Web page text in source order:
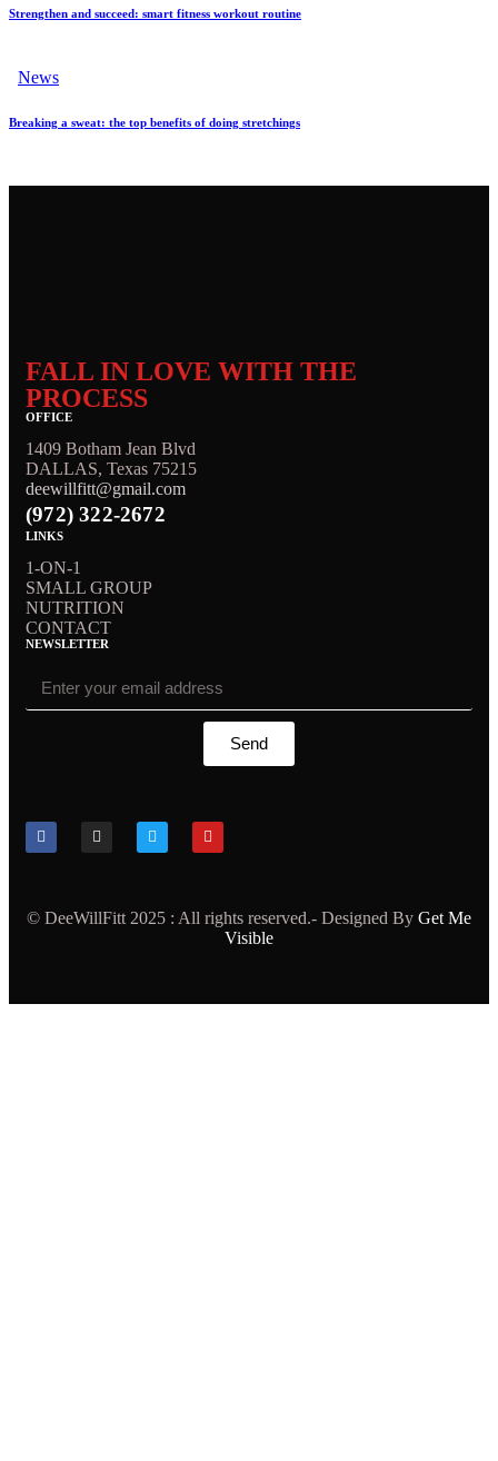
Strengthen and succeed: smart fitness workout routine
News
Breaking a sweat: the top benefits of doing stretchings
FALL IN LOVE WITH THE
PROCESS
OFFICE
1409 Botham Jean Blvd
DALLAS, Texas 75215
deewillfitt@gmail.com
(972) 322-2672
LINKS
1-ON-1
SMALL GROUP
NUTRITION
CONTACT
NEWSLETTER
Send
© DeeWillFitt 2025 : All rights reserved.- Designed By Get Me
Visible